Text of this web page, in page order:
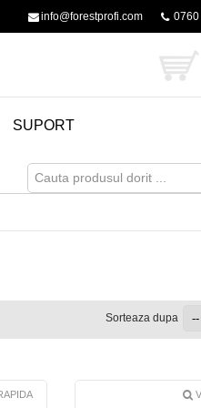
info@forestprofi.com 0760
CUPLE ROTATIVE
SUPORT
Sorteaza dupa